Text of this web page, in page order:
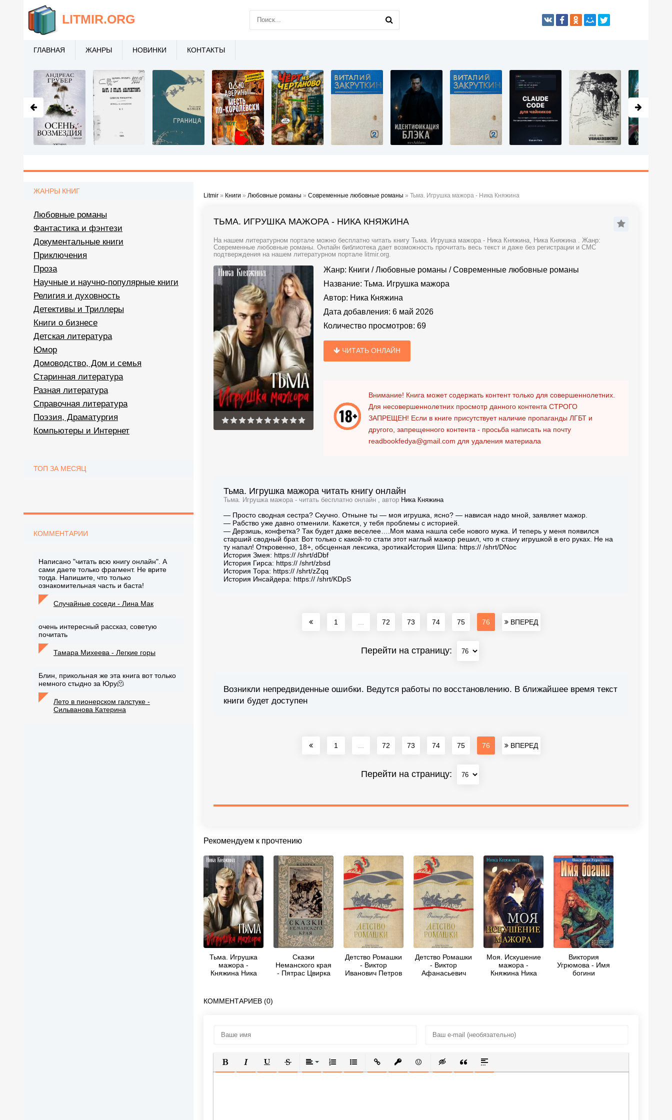
Litmir » Книги » Любовные романы » Современные любовные романы » Тьма. Игрушка мажора - Ника Княжина
ТЬМА. ИГРУШКА МАЖОРА - НИКА КНЯЖИНА
На нашем литературном портале можно бесплатно читать книгу Тьма. Игрушка мажора - Ника Княжина, Ника Княжина . Жанр:
Современные любовные романы. Онлайн библиотека дает возможность прочитать весь текст и даже без регистрации и СМС
подтверждения на нашем литературном портале litmir.org.
Жанр: Книги /Любовные романы /Современные любовные романы
Название: Тьма. Игрушка мажора
Автор: Ника Княжина
Дата добавления: 6 май 2026
Количество просмотров: 69
ЧИТАТЬ ОНЛАЙН
Внимание! Книга может содержать контент только для совершеннолетних.
Для несовершеннолетних просмотр данного контента СТРОГО
ЗАПРЕЩЕН! Если в книге присутствует наличие пропаганды ЛГБТ и
другого, запрещенного контента - просьба написать на почту
readbookfedya@gmail.com для удаления материала
Тьма. Игрушка мажора читать книгу онлайн
Тьма. Игрушка мажора - читать бесплатно онлайн , автор Ника Княжина
— Просто сводная сестра? Скучно. Отныне ты — моя игрушка, ясно? — нависая надо мной, заявляет мажор.
— Рабство уже давно отменили. Кажется, у тебя проблемы с историей.
— Дерзишь, конфетка? Так будет даже веселее….Моя мама нашла себе нового мужа. И теперь у меня появился
старший сводный брат. Вот только с какой-то стати этот наглый мажор решил, что я стану игрушкой в его руках. Не на
ту напал! Откровенно, 18+, обсценная лексика, эротикаИстория Шипа: https:// /shrt/DNoc
История Змея: https:// /shrt/dDbf
История Гирса: https:// /shrt/zbsd
История Тора: https:// /shrt/zZqq
История Инсайдера: https:// /shrt/KDpS
1 72 73 74 75 76 ВПЕРЕД
Перейти на страницу:
Возникли непредвиденные ошибки. Ведутся работы по восстановлению. В ближайшее время текст
книги будет доступен
1 72 73 74 75 76 ВПЕРЕД
Перейти на страницу:
Рекомендуем к прочтению
Тьма. Игрушка
мажора -
Княжина Ника
Сказки
Неманского края
- Пятрас Цвирка
Детство Ромашки
- Виктор
Иванович Петров
Детство Ромашки
- Виктор
Афанасьевич
Моя. Искушение
мажора -
Княжина Ника
Виктория
Угрюмова - Имя
богини
КОММЕНТАРИЕВ (0)
ПОЛУЖИРНЫЙ
КУРСИВПОДЧЕРКНУТЫЙ
ЗАЧЕРКНУТЫЙВЫРАВНИВАНИЕ
НУМЕРОВАННЫЙ СПИСОК
МАРКИРОВАННЫЙ СПИСОК
ВСТАВИТЬ ССЫЛКУ
ВСТАВИТЬ ЗАЩИЩЕННУЮ ССЫЛКУ
ВСТАВИТЬ СМАЙЛИК
ВСТАВКА СКРЫТОГО ТЕКСТА
ВСТАВКА ЦИТАТЫ
ВСТАВКА СПОЙЛЕРА
ЖАНРЫ КНИГ
Любовные романы
Фантастика и фэнтези
Документальные книги
Приключения
Проза
Научные и научно-популярные книги
Религия и духовность
Детективы и Триллеры
Книги о бизнесе
Детская литература
Юмор
Домоводство, Дом и семья
Старинная литература
Разная литература
Справочная литература
Поэзия, Драматургия
Компьютеры и Интернет
ТОП ЗА МЕСЯЦ
КОММЕНТАРИИ
Написано "читать всю книгу онлайн". А
сами даете только фрагмент. Не врите
тогда. Напишите, что только
ознакомительная часть и баста!
Случайные соседи - Лина Мак
очень интересный рассказ, советую
почитать
Тамара Михеева - Легкие горы
Блин, прикольная же эта книга вот только
немного стыдно за Юру🫠
Лето в пионерском галстуке -
Сильванова Катерина
LITMIR.ORG
ГЛАВНАЯ ЖАНРЫ НОВИНКИ КОНТАКТЫ